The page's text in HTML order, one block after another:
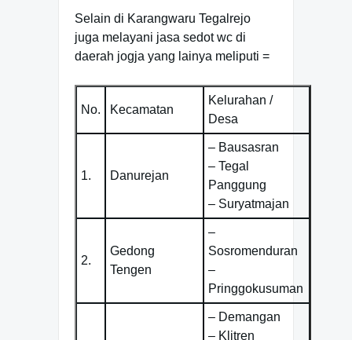
Selain di Karangwaru Tegalrejo
juga melayani jasa sedot wc di
daerah jogja yang lainya meliputi =
No. Kecamatan
Kelurahan /
Desa
1. Danurejan
– Bausasran
– Tegal
Panggung
– Suryatmajan
2.
Gedong
Tengen
–
Sosromenduran
–
Pringgokusuman
– Demangan
– Klitren